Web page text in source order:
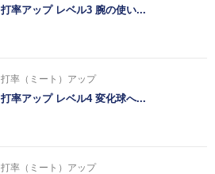
打率アップ レベル3 腕の使い...
打率（ミート）アップ
打率アップ レベル4 変化球へ...
打率（ミート）アップ